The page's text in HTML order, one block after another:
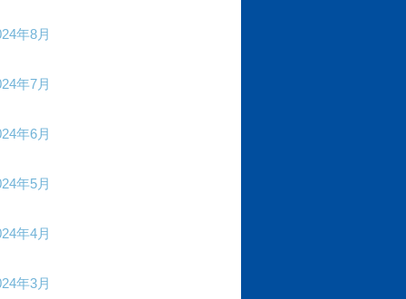
年8月
年7月
年6月
年5月
年4月
年3月